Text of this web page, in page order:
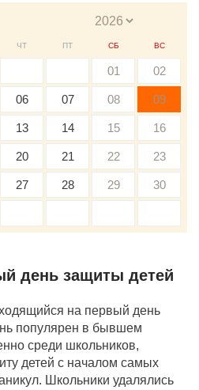
ЧТ ПТ СБ ВС
01 02
06 07 08 09
13 14 15 16
20 21 22 23
27 28 29 30
день защиты детей
на первый день
популярен в бывшем
среди школьников,
детей с началом самых
Школьники удалялись